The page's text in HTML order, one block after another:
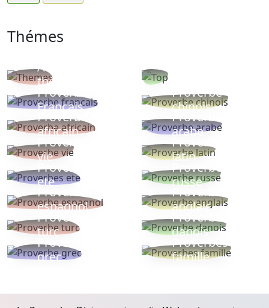
Thémes
Autres
thèmes
Proverbe
Français
Proverbe
chinois
Proverbe
africain
Proverbe
arabe
Proverbe
vie
Proverbe
latin
Proverbes
ete
Proverbe
russe
Proverbe
espagnol
Proverbe
anglais
Proverbe
turc
Proverbe
danois
Proverbe
grec
Proverbes
famille